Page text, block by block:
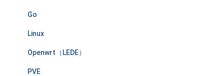
Go
Linux
Openwrt（LEDE）
PVE